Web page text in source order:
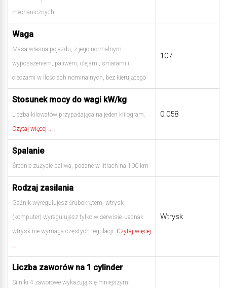
mechanicznych
Waga
Masa własna pojazdu, z jego normalnym
wyposażeniem, paliwem, olejami, smarami i
cieczami w ilościach nominalnych, bez kierującego
107
Stosunek mocy do wagi kW/kg
Liczba kilowatów przypadająca na jeden klilogram.
Czytaj więcej ...
0.058
Spalanie
Średnie zużycie paliwa, podane w litrach na 100 km
Rodzaj zasilania
Gaźnik wyregulujesz śrubokrętem, wtrysk
(komputer) wyregulujesz tylko w serwisie. Jednak
wtrysk nie wymaga częstych regulacji. Czytaj więcej
Wtrysk
Liczba zaworów na 1 cylinder
Silniki 4 zaworowe wykazują się mniejszymi